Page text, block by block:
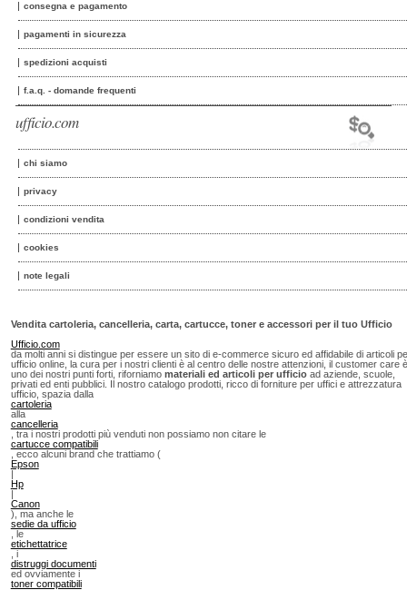
consegna e pagamento
pagamenti in sicurezza
spedizioni acquisti
f.a.q. - domande frequenti
ufficio.com
chi siamo
privacy
condizioni vendita
cookies
note legali
Vendita cartoleria, cancelleria, carta, cartucce, toner e accessori per il tuo Ufficio
Ufficio.com
da molti anni si distingue per essere un sito di e-commerce sicuro ed affidabile di articoli
ufficio online, la cura per i nostri clienti è al centro delle nostre attenzioni, il customer care è
uno dei nostri punti forti, riforniamo materiali ed articoli per ufficioad aziende, scuole,
privati ed enti pubblici. Il nostro catalogo prodotti, ricco di forniture per uffici e attrezzatura
ufficio, spazia dalla
cartoleria
alla
cancelleria
, tra i nostri prodotti più venduti non possiamo non citare le
cartucce compatibili
, ecco alcuni brand che trattiamo (
Epson
|
Hp
|
Canon
), ma anche le
sedie da ufficio
, le
etichettatrice
, i
distruggi documenti
ed ovviamente i
toner compatibili